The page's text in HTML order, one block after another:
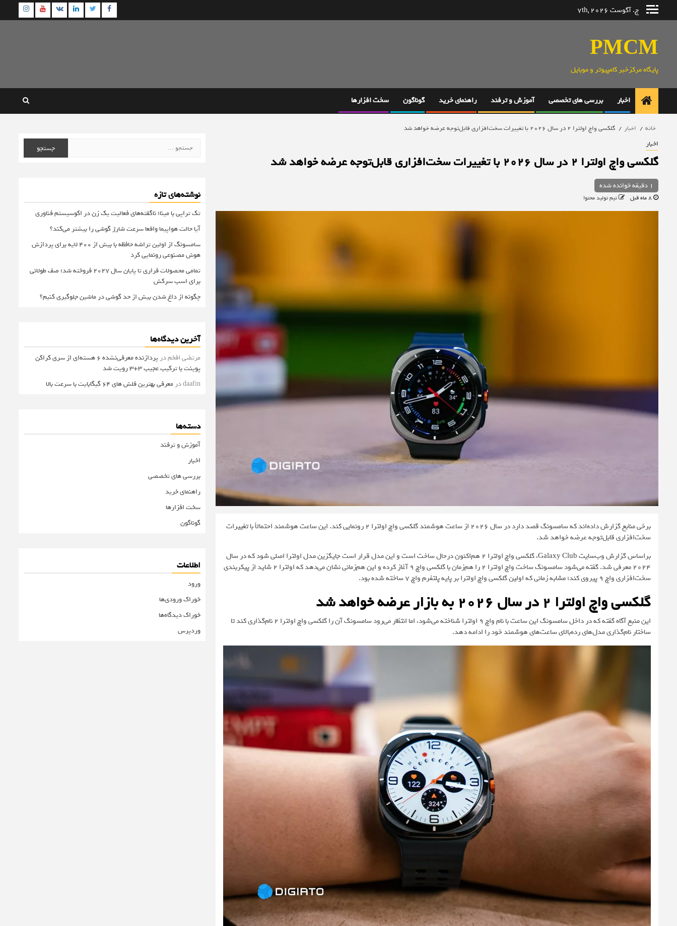
ج. آگوست 7th, 2026 Facebook
Twitter
Linkedin
VK
PMCM
پایگاه مرکزخبر کامپیوتر و موبایل
اخبار بررسی های تخصصی آموزش و ترفند راهنمای خرید گوناگون سخت افزارها
خانه اخبار گلکسی واچ اولترا ۲ در سال ۲۰۲۶ با تغییرات سخت‌افزاری قابل‌توجه عرضه خواهد شد
اخبار
گلکسی واچ اولترا ۲ در سال ۲۰۲۶ با تغییرات سخت‌افزاری قابل‌توجه عرضه خواهد شد
1 دقیقه خوانده شده
تیم تولید محتوا
برخی منابع گزارش داده‌اند که سامسونگ قصد دارد در سال ۲۰۲۶ از ساعت هوشمند گلکسی واچ اولترا ۲ رونمایی کند. این ساعت هوشمند احتمالاً با تغییرات
سخت‌افزاری قابل‌توجه عرضه خواهد شد.
براساس گزارش وب‌سایتGalaxy Club
، گلکسی واچ اولترا ۲ هم‌اکنون درحال ساخت است و این مدل قرار است جایگزین مدل اولترا اصلی شود که در سال
۲۰۲۴ معرفی شد. گفته می‌شود سامسونگ ساخت واچ اولترا ۲ را هم‌زمان با گلکسی واچ ۹ آغاز کرده و این هم‌زمانی نشان می‌دهد که اولترا ۲ شاید از پیکربندی
سخت‌افزاری واچ ۹ پیروی کند؛ مشابه زمانی که اولین گلکسی واچ اولترا بر پایه پلتفرم واچ ۷ ساخته شده بود.
گلکسی واچ اولترا ۲ در سال ۲۰۲۶ به بازار عرضه خواهد شد
این منبع آگاه گفته که در داخل سامسونگ این ساعت با نام واچ ۹ اولترا شناخته می‌شود، اما انتظار می‌‎رود سامسونگ آن را گلکسی واچ اولترا ۲ نام‌گذاری کند تا
ساختار نام‌گذاری مدل‌های رده‌بالای ساعت‌های هوشمند خود را ادامه دهد.
برای:
نوشته‌های تازه
تک تراپی با مینا؛ ناگفته‌های فعالیت یک زن در اکوسیستم فناوری
آیا حالت هواپیما واقعا سرعت شارژ گوشی را بیشتر می‌کند؟
سامسونگ از اولین تراشه حافظه با بیش از ۴۰۰ لایه برای پردازش
هوش مصنوعی رونمایی کرد
تمامی محصولات فراری تا پایان سال ۲۰۲۷ فروخته شد؛ صف طولانی
برای اسب سرکش
چگونه از داغ شدن بیش از حد گوشی در ماشین جلوگیری کنیم؟
آخرین دیدگاه‌ها
مرتضی افخمدر
پردازنده معرفی‌نشده 6 هسته‌ای از سری کراکن
پوینت با ترکیب عجیب 3+3 رویت شد
daafinدر معرفی بهترین فلش های 64 گیگابایت با سرعت بالا
دسته‌ها
آموزش و ترفند
اخبار
بررسی های تخصصی
راهنمای خرید
سخت افزارها
گوناگون
اطلاعات
ورود
خوراک ورودی‌ها
خوراک دیدگاه‌ها
وردپرس